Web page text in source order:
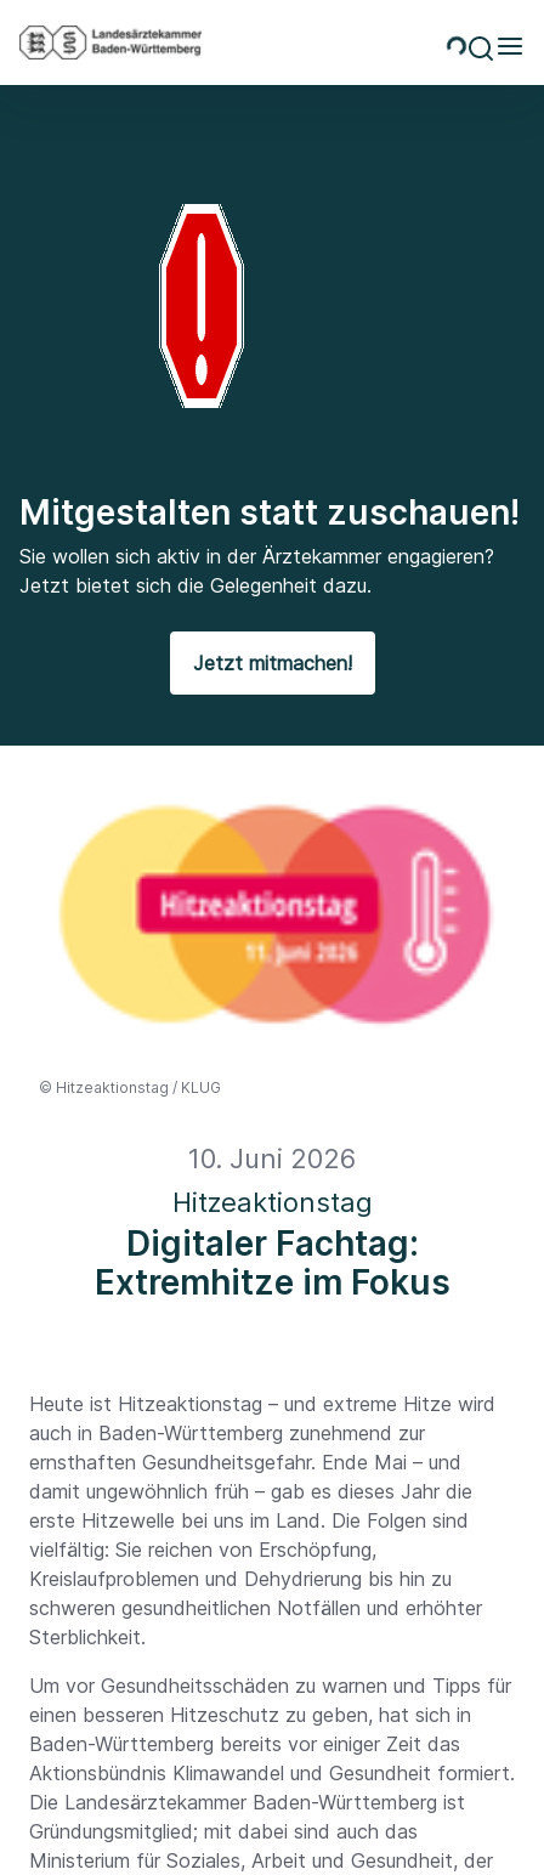
Mitgestalten statt zuschauen!
Sie wollen sich aktiv in der Ärztekammer engagieren?
Jetzt bietet sich die Gelegenheit dazu.
Jetzt mitmachen!
10. Juni 2026
Hitzeaktionstag
Digitaler Fachtag:
Extremhitze im Fokus
© Hitzeaktionstag / KLUG
Heute ist Hitzeaktionstag – und extreme Hitze wird
auch in Baden-Württemberg zunehmend zur
ernsthaften Gesundheitsgefahr. Ende Mai – und
damit ungewöhnlich früh – gab es dieses Jahr die
erste Hitzewelle bei uns im Land. Die Folgen sind
vielfältig: Sie reichen von Erschöpfung,
Kreislaufproblemen und Dehydrierung bis hin zu
schweren gesundheitlichen Notfällen und erhöhter
Sterblichkeit.
Um vor Gesundheitsschäden zu warnen und Tipps für
einen besseren Hitzeschutz zu geben, hat sich in
Baden-Württemberg bereits vor einiger Zeit das
Aktionsbündnis Klimawandel und Gesundheit formiert.
Die Landesärztekammer Baden-Württemberg ist
Gründungsmitglied; mit dabei sind auch das
Ministerium für Soziales, Arbeit und Gesundheit, der